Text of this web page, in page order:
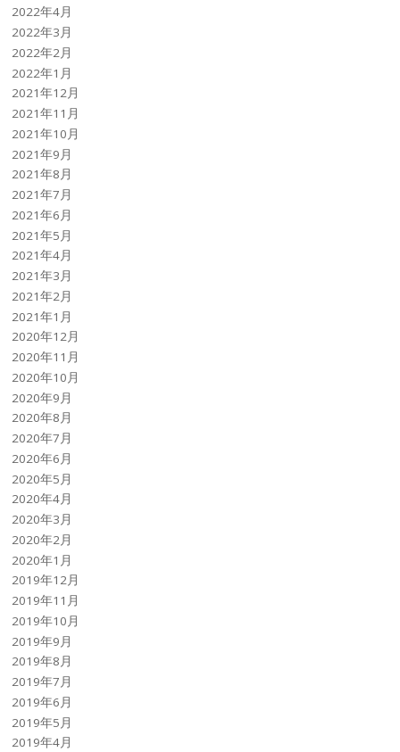
2022年4月
2022年3月
2022年2月
2022年1月
2021年12月
2021年11月
2021年10月
2021年9月
2021年8月
2021年7月
2021年6月
2021年5月
2021年4月
2021年3月
2021年2月
2021年1月
2020年12月
2020年11月
2020年10月
2020年9月
2020年8月
2020年7月
2020年6月
2020年5月
2020年4月
2020年3月
2020年2月
2020年1月
2019年12月
2019年11月
2019年10月
2019年9月
2019年8月
2019年7月
2019年6月
2019年5月
2019年4月